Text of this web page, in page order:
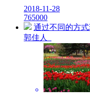
2018-11-28
765000
通过不同的方
郭佳人